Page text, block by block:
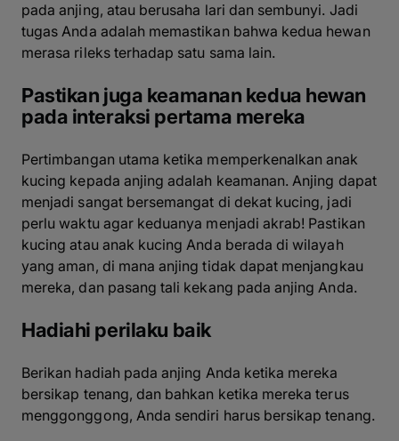
pada anjing, atau berusaha lari dan sembunyi. Jadi
tugas Anda adalah memastikan bahwa kedua hewan
merasa rileks terhadap satu sama lain.
Pastikan juga keamanan kedua hewan
pada interaksi pertama mereka
Pertimbangan utama ketika memperkenalkan anak
kucing kepada anjing adalah keamanan. Anjing dapat
menjadi sangat bersemangat di dekat kucing, jadi
perlu waktu agar keduanya menjadi akrab! Pastikan
kucing atau anak kucing Anda berada di wilayah
yang aman, di mana anjing tidak dapat menjangkau
mereka, dan pasang tali kekang pada anjing Anda.
Hadiahi perilaku baik
Berikan hadiah pada anjing Anda ketika mereka
bersikap tenang, dan bahkan ketika mereka terus
menggonggong, Anda sendiri harus bersikap tenang.